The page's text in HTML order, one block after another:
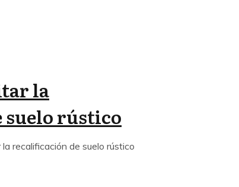
la
rústico
recalificación de suelo rústico